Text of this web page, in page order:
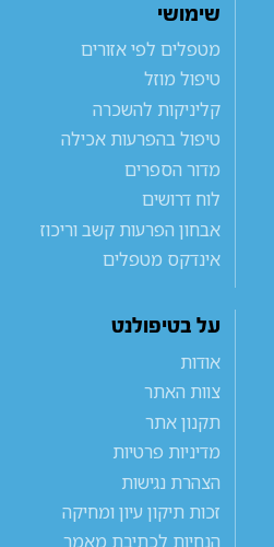
שימושי
מטפלים לפי אזורים
טיפול מוזל
קליניקות להשכרה
טיפול בהפרעות אכילה
מדור הספרים
לוח דרושים
אבחון הפרעות קשב וריכוז
אינדקס מטפלים
על בטיפולנט
אודות
צוות האתר
תקנון אתר
מדיניות פרטיות
הצהרת נגישות
זכות תיקון עיון ומחיקה
הנחיות לכתיבת מאמר